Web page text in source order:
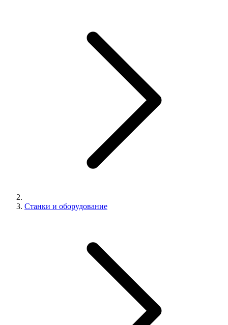
Станки и оборудование